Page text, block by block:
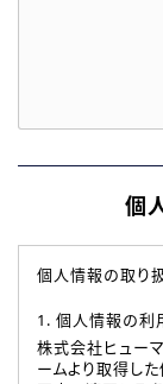
個
個人情報の取り
1. 個人情報の利
株式会社ヒュー
ームより取得し